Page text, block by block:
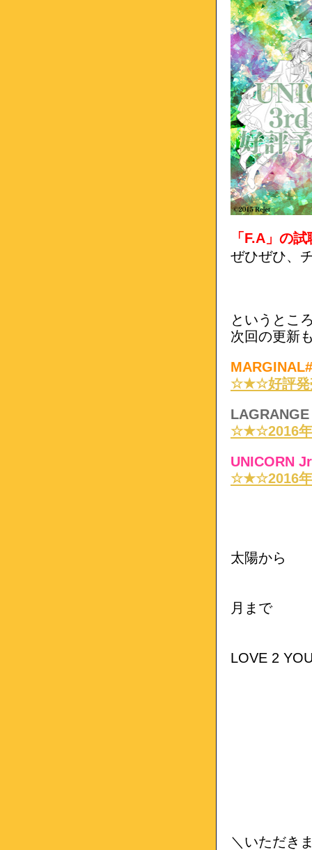
「F.A」の
ぜひぜひ、
というとこ
次回の更新
☆★☆好評
☆★☆2016
UNICORN
☆★☆2016
太陽から
月まで
LOVE 2
＼いただき